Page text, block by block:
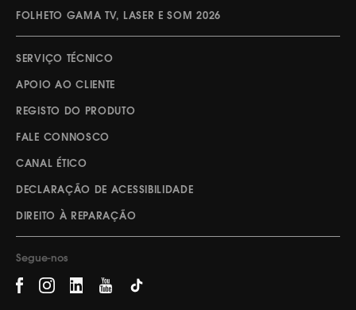
FOLHETO GAMA TV, LASER E SOM 2026
SERVIÇO TÉCNICO
APOIO AO CLIENTE
REGISTO DO PRODUTO
FALE CONNOSCO
CANAL ÉTICO
DECLARAÇÃO DE ACESSIBILIDADE
DIREITO À REPARAÇÃO
Segue-nos